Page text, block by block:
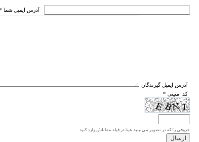
* آدرس ايميل شما
* آدرس ايميل گيرندگان
* کد امنیتی
حروفي را كه در تصوير مي‌بينيد عينا در فيلد مقابلش وارد كنيد